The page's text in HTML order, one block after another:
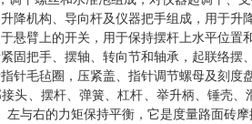
降机构、导向杆及仪器把手组成，用于升
悬臂上的开关，用于保持摆杆上水平位置
固把手、摆轴、转向节和轴承，起联络摆
针毛毡圈，压紧盖、指针调节螺母及刻度
头、摆杆、弹簧、杠杆、举升柄、锤壳
左与右的力矩保持平衡，它是度量路面砖摩